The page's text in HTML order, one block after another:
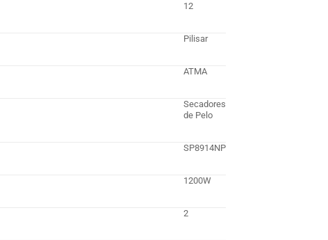
12
Pilisar
ATMA
Secadores
de Pelo
SP8914NP
1200W
2